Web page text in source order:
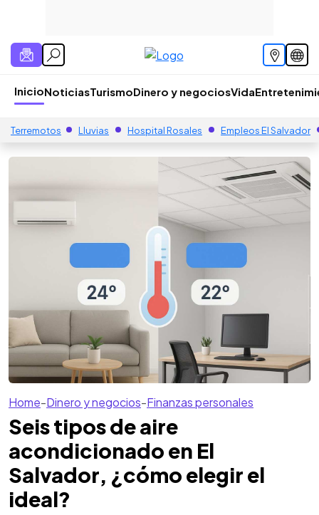
InicioNoticiasTurismoDinero y negociosVida
Terremotos Lluvias Hospital Rosales Empleos El Salvador
Home-Dinero y negocios-Finanzas personales
Seis tipos de aire
acondicionado en El
Salvador, ¿cómo elegir el
ideal?